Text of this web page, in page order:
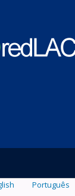
Português